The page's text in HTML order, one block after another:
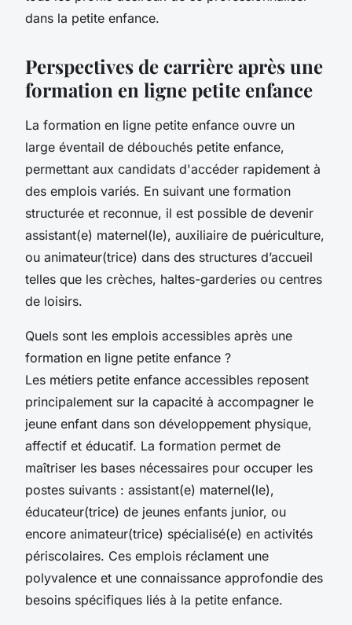
dans la petite enfance.
Perspectives de carrière après une
formation en ligne petite enfance
La formation en ligne petite enfance ouvre un
large éventail de débouchés petite enfance,
permettant aux candidats d'accéder rapidement à
des emplois variés. En suivant une formation
structurée et reconnue, il est possible de devenir
assistant(e) maternel(le), auxiliaire de puériculture,
ou animateur(trice) dans des structures d’accueil
telles que les crèches, haltes-garderies ou centres
de loisirs.
Quels sont les emplois accessibles après une
formation en ligne petite enfance ?
Les métiers petite enfance accessibles reposent
principalement sur la capacité à accompagner le
jeune enfant dans son développement physique,
affectif et éducatif. La formation permet de
maîtriser les bases nécessaires pour occuper les
postes suivants : assistant(e) maternel(le),
éducateur(trice) de jeunes enfants junior, ou
encore animateur(trice) spécialisé(e) en activités
périscolaires. Ces emplois réclament une
polyvalence et une connaissance approfondie des
besoins spécifiques liés à la petite enfance.